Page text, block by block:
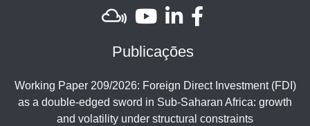
Publicações
Working Paper 209/2026: Foreign Direct Investment (FDI)
as a double-edged sword in Sub-Saharan Africa: growth
and volatility under structural constraints